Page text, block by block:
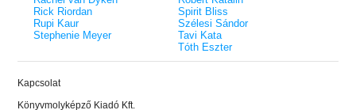
Rick Riordan
Rupi Kaur
Stephenie Meyer
Spirit Bliss
Szélesi Sándor
Tavi Kata
Tóth Eszter
Kapcsolat
Könyvmolyképző Kiadó Kft.